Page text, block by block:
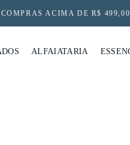
ACIMA DE R$ 499,00
ALFAIATARIA